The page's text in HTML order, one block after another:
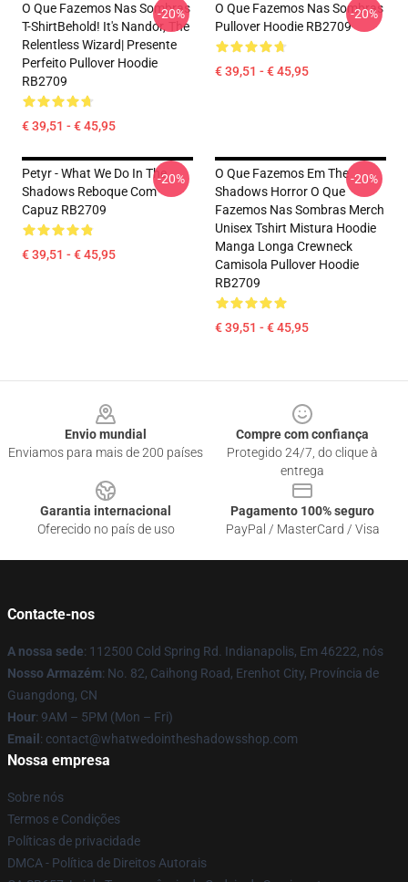
O Que Fazemos Nas Sombras
T-ShirtBehold! It's Nandor, The
Relentless Wizard| Presente
Perfeito Pullover Hoodie
RB2709
€ 39,51 - € 45,95
-20%
O Que Fazemos Nas Sombras
Pullover Hoodie RB2709
€ 39,51 - € 45,95
-20%
Petyr - What We Do In The
Shadows Reboque Com
Capuz RB2709
€ 39,51 - € 45,95
-20%
O Que Fazemos Em The
Shadows Horror O Que
Fazemos Nas Sombras Merch
Unisex Tshirt Mistura Hoodie
Manga Longa Crewneck
Camisola Pullover Hoodie
RB2709
€ 39,51 - € 45,95
-20%
Envio mundial
Enviamos para mais de 200 países
Compre com confiança
Protegido 24/7, do clique à
entrega
Garantia internacional
Oferecido no país de uso
Pagamento 100% seguro
PayPal / MasterCard / Visa
Contacte-nos
A nossa sede: 112500 Cold Spring Rd. Indianapolis, Em 46222, nós
Nosso Armazém: No. 82, Caihong Road, Erenhot City, Província de
Guangdong, CN
Hour: 9AM – 5PM (Mon – Fri)
Email : contact@whatwedointheshadowsshop.com
Nossa empresa
Sobre nós
Termos e Condições
Políticas de privacidade
DMCA - Política de Direitos Autorais